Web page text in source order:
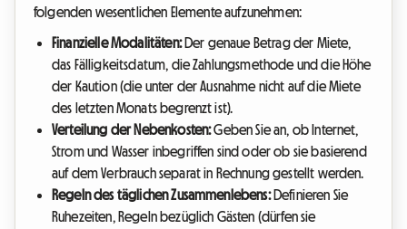
folgenden wesentlichen Elemente aufzunehmen:
Finanzielle Modalitäten:Der genaue Betrag der Miete,
das Fälligkeitsdatum, die Zahlungsmethode und die Höhe
der Kaution (die unter der Ausnahme nicht auf die Miete
des letzten Monats begrenzt ist).
Verteilung der Nebenkosten:Geben Sie an, ob Internet,
Strom und Wasser inbegriffen sind oder ob sie basierend
auf dem Verbrauch separat in Rechnung gestellt werden.
Regeln des täglichen Zusammenlebens:Definieren Sie
Ruhezeiten, Regeln bezüglich Gästen (dürfen sie